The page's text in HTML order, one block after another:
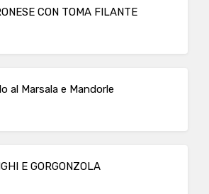
CON TOMA FILANTE
al Marsala e Mandorle
E GORGONZOLA